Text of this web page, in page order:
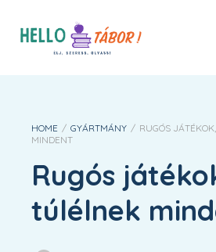
HOME / GYÁRTMÁNY / RUGÓS
MINDENT
Rugós
túlélnek